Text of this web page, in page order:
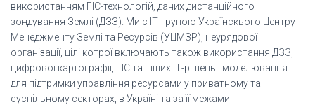
використанням ГІС-технологій, даних дистанційного
зондування Землі (ДЗЗ). Ми є ІТ-групою Українскього Центру
Менеджменту Землі та Ресурсів (УЦМЗР), неурядової
організації, цілі котрої включають також використання ДЗЗ,
цифрової картографії, ГІС та інших ІТ-рішень і моделювання
для підтримки управління ресурсами у приватному та
суспільному секторах, в Україні та за її межами